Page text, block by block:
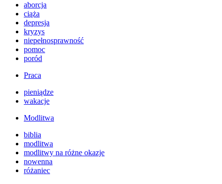
aborcja
ciąża
depresja
kryzys
niepełnosprawność
pomoc
poród
Praca
pieniądze
wakacje
Modlitwa
biblia
modlitwa
modlitwy na różne okazje
nowenna
różaniec